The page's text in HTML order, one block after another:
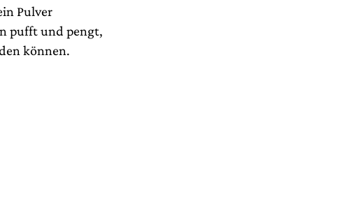
Pulver
pufft und pengt,
können.